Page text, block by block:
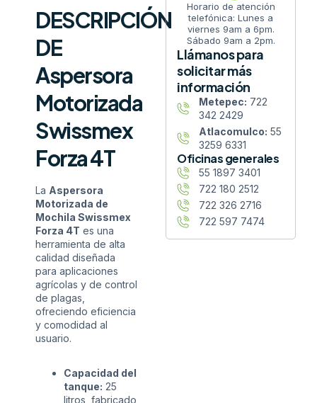
DESCRIPCIÓN
DE
Aspersora
Motorizada
Swissmex
Forza 4T
La Aspersora
Motorizada de
Mochila Swissmex
Forza 4T es una
herramienta de alta
calidad diseñada
para aplicaciones
agrícolas y de control
de plagas,
ofreciendo eficiencia
y comodidad al
usuario.
Capacidad del
tanque: 25
litros, fabricado
Horario de atención
telefónica: Lunes a
viernes 9am a 6pm.
Sábado 9am a 2pm.
Llámanos para
solicitar más
información
Metepec: 722
342 2429
Atlacomulco: 55
3259 6331
Oficinas generales
55 1897 3401
722 180 2512
722 326 2716
722 597 7474